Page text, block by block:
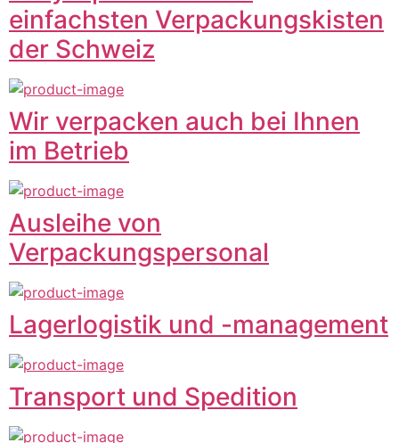
einfachsten Verpackungskisten
der Schweiz
Wir verpacken auch bei Ihnen
im Betrieb
Ausleihe von
Verpackungspersonal
Lagerlogistik und -management
Transport und Spedition